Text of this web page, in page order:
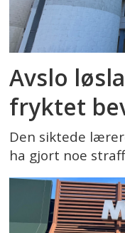
Avslo
fryktet
Den siktede
ha gjort noe